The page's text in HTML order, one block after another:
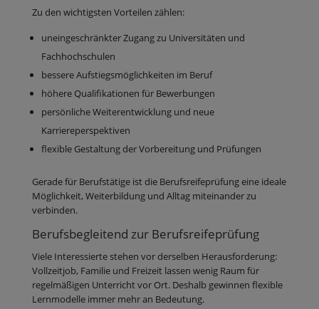
Zu den wichtigsten Vorteilen zählen:
uneingeschränkter Zugang zu Universitäten und
Fachhochschulen
bessere Aufstiegsmöglichkeiten im Beruf
höhere Qualifikationen für Bewerbungen
persönliche Weiterentwicklung und neue
Karriereperspektiven
flexible Gestaltung der Vorbereitung und Prüfungen
Gerade für Berufstätige ist die Berufsreifeprüfung eine ideale
Möglichkeit, Weiterbildung und Alltag miteinander zu
verbinden.
Berufsbegleitend zur Berufsreifeprüfung
Viele Interessierte stehen vor derselben Herausforderung:
Vollzeitjob, Familie und Freizeit lassen wenig Raum für
regelmäßigen Unterricht vor Ort. Deshalb gewinnen flexible
Lernmodelle immer mehr an Bedeutung.